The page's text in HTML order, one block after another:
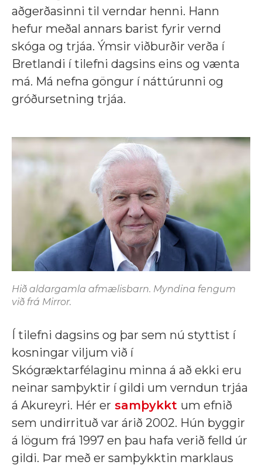
aðgerðasinni til verndar henni. Hann
hefur meðal annars barist fyrir vernd
skóga og trjáa. Ýmsir viðburðir verða í
Bretlandi í tilefni dagsins eins og vænta
má. Má nefna göngur í náttúrunni og
gróðursetning trjáa.
Hið aldargamla afmælisbarn. Myndina fengum
við frá Mirror.
Í tilefni dagsins og þar sem nú styttist í
kosningar viljum við í
Skógræktarfélaginu minna á að ekki eru
neinar samþyktir í gildi um verndun trjáa
á Akureyri. Hér er samþykkt um efnið
sem undirrituð var árið 2002. Hún byggir
á lögum frá 1997 en þau hafa verið felld úr
gildi. Þar með er samþykktin marklaus